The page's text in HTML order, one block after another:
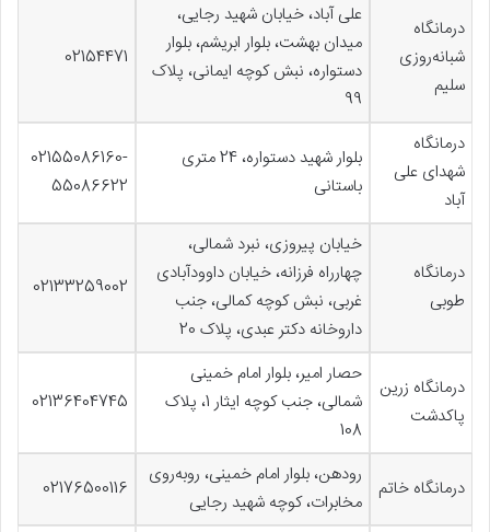
درمانگاه
شبانه‌روزی
سلیم
علی آباد، خیابان شهید رجایی،
میدان بهشت، بلوار ابریشم، بلوار
دستواره، نبش کوچه ایمانی، پلاک
99
02154471
درمانگاه
شهدای علی
آباد
بلوار شهید دستواره، 24 متری
باستانی
02155086160-
55086622
درمانگاه
طوبی
خیابان پیروزی، نبرد شمالی،
چهارراه فرزانه، خیابان داوود‌آبادی
غربی، نبش کوچه کمالی، جنب
داروخانه دکتر عبدی، پلاک 20
02133259002
درمانگاه زرین
پاکدشت
حصار امیر، بلوار امام خمینی
شمالی، جنب کوچه ایثار 1، پلاک
108
02136404745
درمانگاه خاتم
رودهن، بلوار امام خمینی، روبه‌روی
مخابرات، کوچه شهید رجایی
02176500116